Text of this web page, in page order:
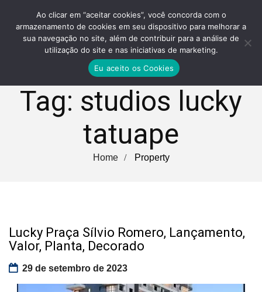
Tag: studios lucky
tatuape
Home Property
Lucky Praça Sílvio Romero, Lançamento,
Valor, Planta, Decorado
29 de setembro de 2023
Ao clicar em “aceitar cookies”, você concorda com o
armazenamento de cookies em seu dispositivo para melhorar a
sua navegação no site, além de contribuir para a análise de
utilização do site e nas iniciativas de marketing.
Eu aceito os Cookies